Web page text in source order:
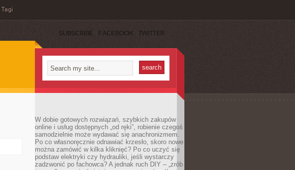
Tagi
SUBSCRIBE FACEBOOK TWITTER
W dobie gotowych rozwiązań, szybkich zakupów
online i usług dostępnych „od ręki”, robienie czegoś
samodzielnie może wydawać się anachronizmem.
Po co własnoręcznie odnawiać krzesło, skoro nowe
można zamówić w kilka kliknięć? Po co uczyć się
podstaw elektryki czy hydrauliki, jeśli wystarczy
zadzwonić po fachowca? A jednak ruch DIY – „zrób